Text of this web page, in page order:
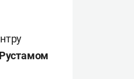
Рустамом